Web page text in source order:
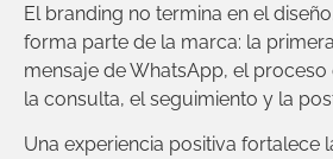
El branding no termina en el
forma parte de la marca: la
mensaje de WhatsApp, el
la consulta, el seguimiento y la
Una experiencia positiva fortalece